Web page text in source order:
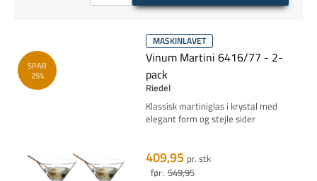
SPAR
25%
MASKINLAVET
Vinum Martini 6416/77 - 2-
pack
Riedel
Klassisk martiniglas i krystal med
elegant form og stejle sider
409,95 pr. stk
før: 549,95